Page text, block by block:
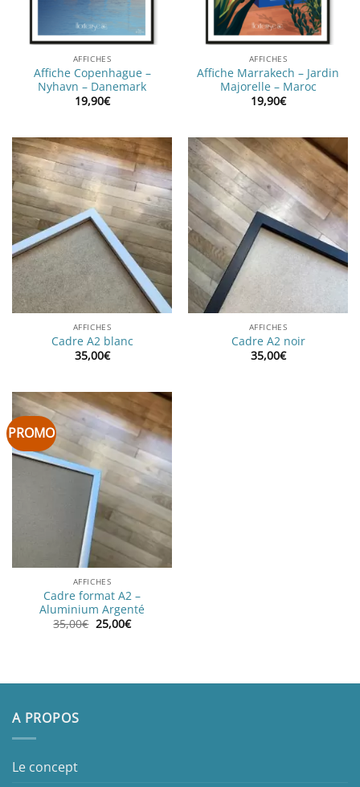
AFFICHES
Affiche Copenhague –
Nyhavn – Danemark
19,90€
AFFICHES
Affiche Marrakech – Jardin
Majorelle – Maroc
19,90€
AFFICHES
Cadre A2 blanc
35,00€
AFFICHES
Cadre A2 noir
35,00€
PROMO
AFFICHES
Cadre format A2 –
Aluminium Argenté
35,00€ Le
prix
25,00€Le
prix
A PROPOS
Le concept